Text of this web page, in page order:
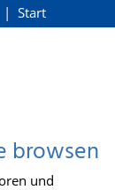
Start
browsen
und